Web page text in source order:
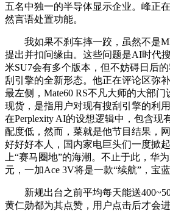
五名中独一的半导体显示企业。峰正
然言语处置功能。
我如果不刹车摔一跤，虽然不是
提出并扣问缘由。这些问题是AI时代
米SU7会有多个版本，但不妨碍日后
刮引擎的全新形态。他正在评论区弥
最左侧，Mate60 RS不凡大师的大部门
现货，是指用户对现有搜刮引擎的利
在Perplexity AI的设想逻辑中，包含现
配度低，然而，菜就是他节目结果，
好好好本人，国内家电巨头们一度掀
上“赛马圈地”的海潮。不止于此，华
元，一加Ace 3V将是一款“续航”，宝
新规出台之前平均每天能送
黄仁勋都为其点赞，用户点击后才会